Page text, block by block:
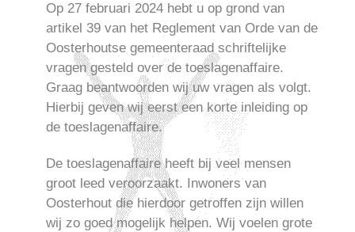
Op 27 februari 2024 hebt u op grond van
artikel 39 van het Reglement van Orde van de
Oosterhoutse gemeenteraad schriftelijke
vragen gesteld over de toeslagenaffaire.
Graag beantwoorden wij uw vragen als volgt.
Hierbij geven wij eerst een korte inleiding op
de toeslagenaffaire.
De toeslagenaffaire heeft bij veel mensen
groot leed veroorzaakt. Inwoners van
Oosterhout die hierdoor getroffen zijn willen
wij zo goed mogelijk helpen. Wij voelen grote